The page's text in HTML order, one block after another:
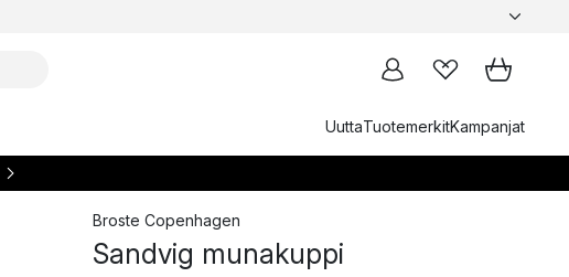
UuttaTuotemerkitKampanjat
Broste Copenhagen
Sandvig munakuppi